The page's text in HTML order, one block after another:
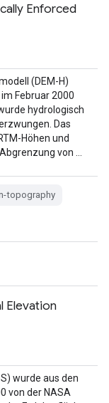
Enforced
(DEM-H)
Februar 2000
hydrologisch
Das
Höhen und
von …
topography
Elevation
wurde aus den
von der NASA